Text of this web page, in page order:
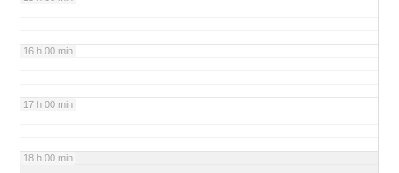
16 h 00 min
17 h 00 min
18 h 00 min